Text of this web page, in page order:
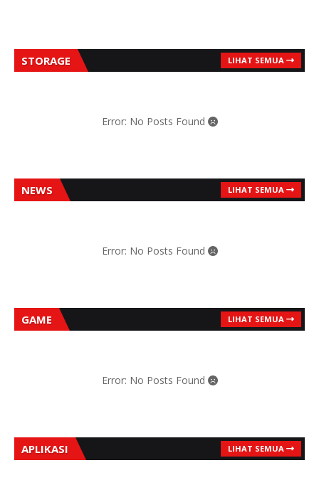
STORAGE LIHAT SEMUA
Error: No Posts Found
NEWS LIHAT SEMUA
Error: No Posts Found
GAME LIHAT SEMUA
Error: No Posts Found
APLIKASI LIHAT SEMUA